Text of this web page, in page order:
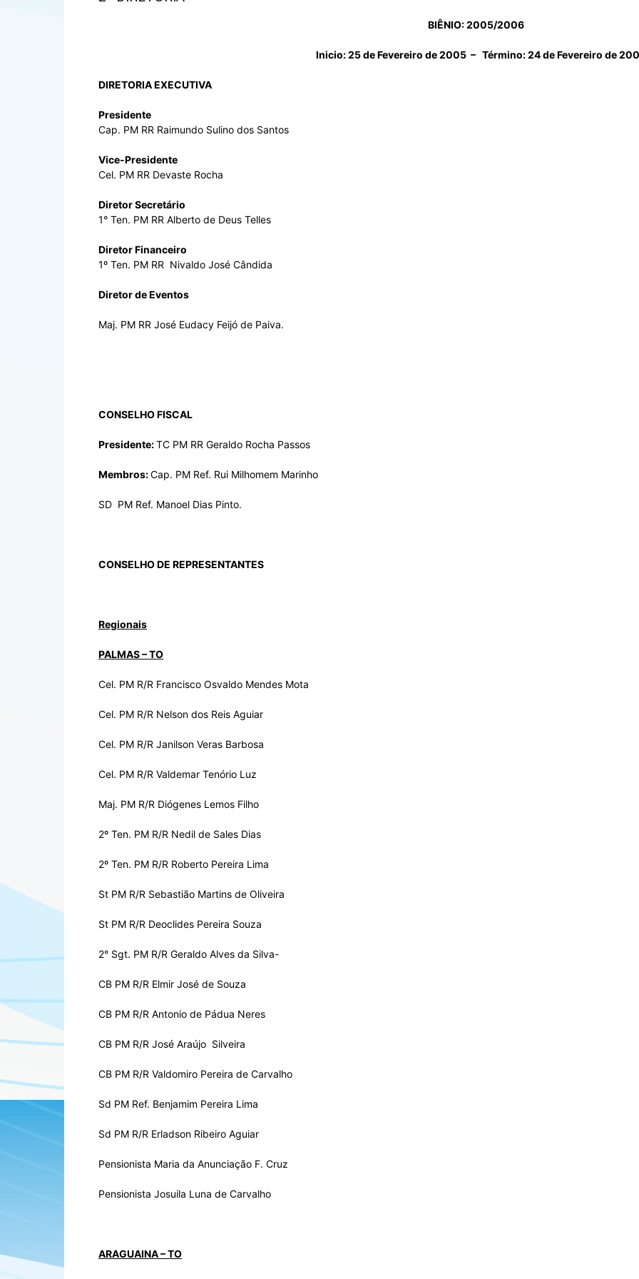
BIÊNIO: 2005/2006
Inicio: 25 de Fevereiro de 2005 – Término: 24 de Fevereiro de
DIRETORIA EXECUTIVA
Presidente
Cap. PM RR Raimundo Sulino dos Santos
Vice-Presidente
Cel. PM RR Devaste Rocha
Diretor Secretário
1° Ten. PM RR Alberto de Deus Telles
Diretor Financeiro
1º Ten. PM RR Nivaldo José Cândida
Diretor de Eventos
Maj. PM RR José Eudacy Feijó de Paiva.
CONSELHO FISCAL
Presidente:TC PM RR Geraldo Rocha Passos
Membros:Cap. PM Ref. Rui Milhomem Marinho
SD PM Ref. Manoel Dias Pinto.
CONSELHO DE REPRESENTANTES
Regionais
PALMAS – TO
Cel. PM R/R Francisco Osvaldo Mendes Mota
Cel. PM R/R Nelson dos Reis Aguiar
Cel. PM R/R Janilson Veras Barbosa
Cel. PM R/R Valdemar Tenório Luz
Maj. PM R/R Diógenes Lemos Filho
2º Ten. PM R/R Nedil de Sales Dias
2º Ten. PM R/R Roberto Pereira Lima
St PM R/R Sebastião Martins de Oliveira
St PM R/R Deoclides Pereira Souza
2° Sgt. PM R/R Geraldo Alves da Silva-
CB PM R/R Elmir José de Souza
CB PM R/R Antonio de Pádua Neres
CB PM R/R José Araújo Silveira
CB PM R/R Valdomiro Pereira de Carvalho
Sd PM Ref. Benjamim Pereira Lima
Sd PM R/R Erladson Ribeiro Aguiar
Pensionista Maria da Anunciação F. Cruz
Pensionista Josuila Luna de Carvalho
ARAGUAINA – TO